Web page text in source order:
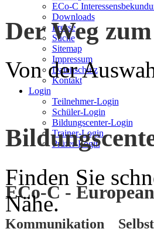
ECo-C
Downloads
Presse
Suche
Sitemap
Impressum
Datenschutz
Kontakt
Login
Teilnehmer-Login
Schüler-Login
Bildungscenter-Login
Trainer-Login
Prüfer-Login
ECo-C -
Kommunikation
Der Weg
Von der
Finden Sie
Nähe.